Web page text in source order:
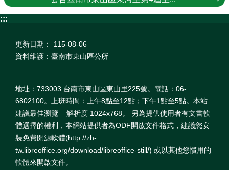
:::
更新日期：
115-08-06
資料維護：臺南市東山區公所
地址：733003 台南市東山區東山里225號。電話：06-
6802100。上班時間：上午8點至12點；下午1點至5點。本站
建議最佳瀏覽 解析度 1024x768。 另為提供使用者有文書軟
體選擇的權利，本網站提供者為ODF開放文件格式，建議您安
裝免費開源軟體(http://zh-
tw.libreoffice.org/download/libreoffice-still/) 或以其他您慣用的
軟體來開啟文件。